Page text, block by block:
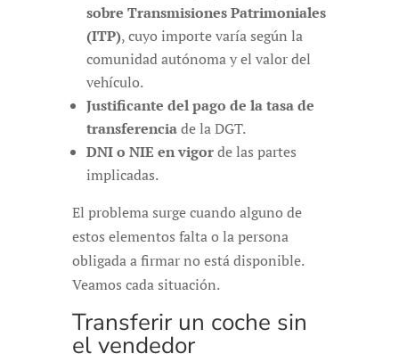
sobre Transmisiones Patrimoniales
(ITP), cuyo importe varía según la
comunidad autónoma y el valor del
vehículo.
Justificante del pago de la tasa de
transferenciade la DGT.
DNI o NIE en vigorde las partes
implicadas.
El problema surge cuando alguno de
estos elementos falta o la persona
obligada a firmar no está disponible.
Veamos cada situación.
Transferir un coche sin
el vendedor